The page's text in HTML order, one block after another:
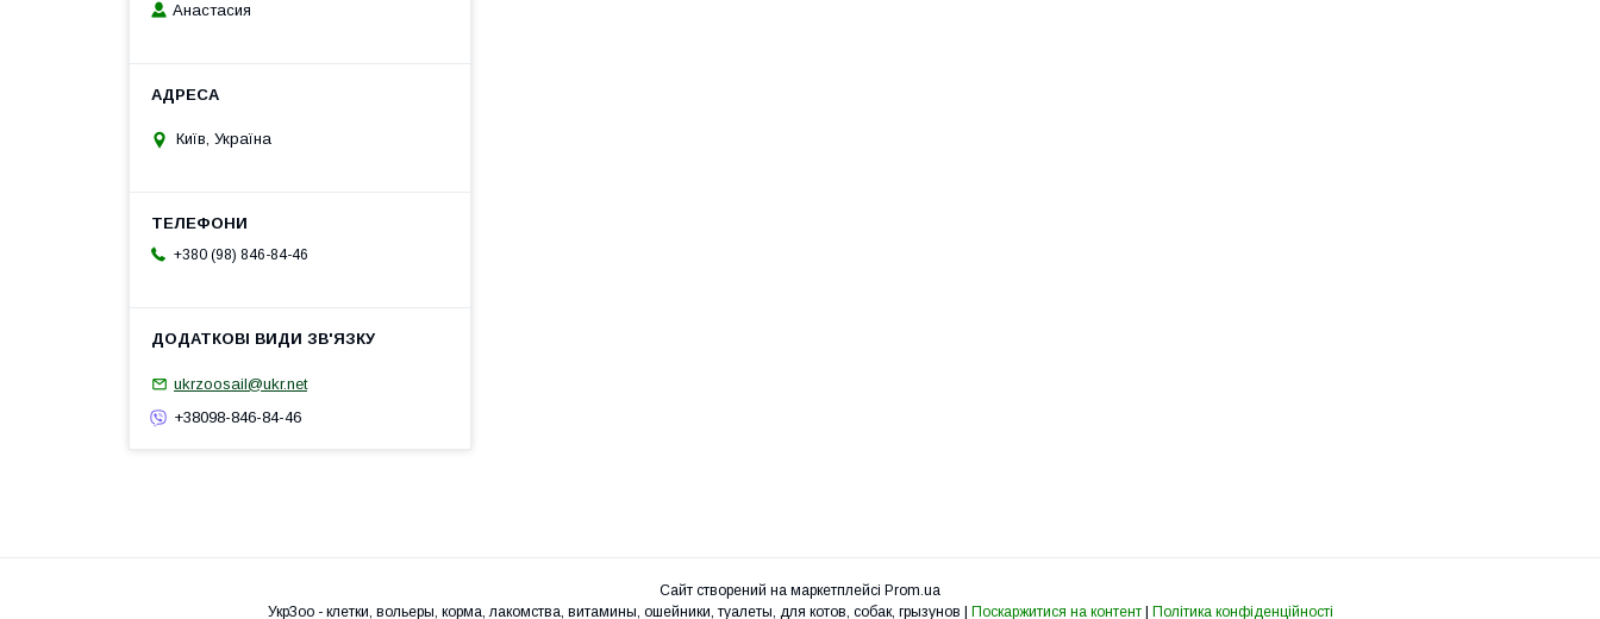
Анастасия
Київ, Україна
+380 (98) 846-84-46
ukrzoosail@ukr.net
+38098-846-84-46
Сайт створений на маркетплейсі Prom.ua
Поскаржитися на контент Політика конфіденційності